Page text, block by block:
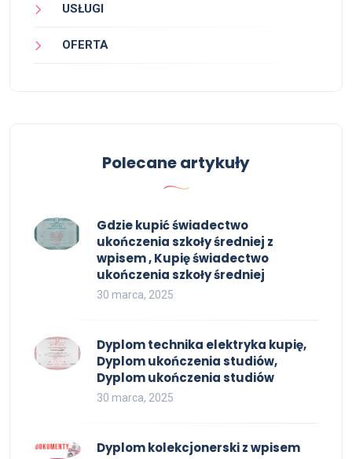
USŁUGI
OFERTA
Polecane artykuły
Gdzie kupić świadectwo
ukończenia szkoły średniej z
wpisem , Kupię świadectwo
ukończenia szkoły średniej
30 marca, 2025
Dyplom technika elektryka kupię,
Dyplom ukończenia studiów,
Dyplom ukończenia studiów
30 marca, 2025
Dyplom kolekcjonerski z wpisem